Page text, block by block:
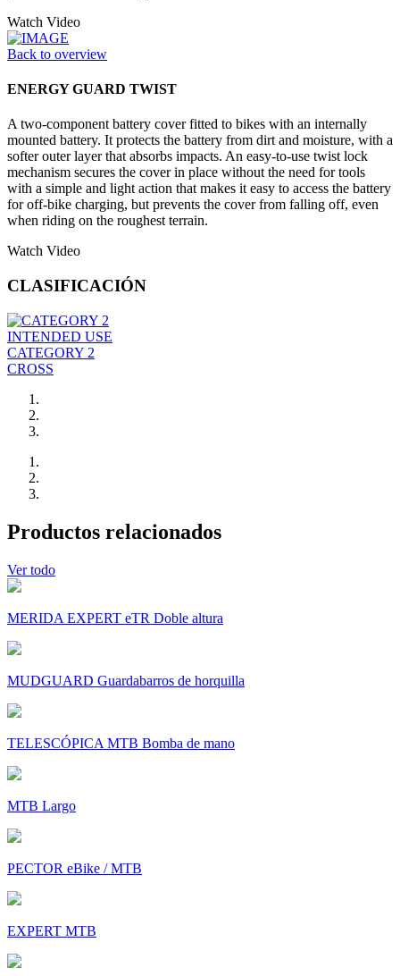
Watch Video
Back to overview
ENERGY GUARD TWIST
A two-component battery cover fitted to bikes with an internally
mounted battery. It protects the battery from dirt and moisture, with a
softer outer layer that absorbs impacts. An easy-to-use twist lock
mechanism secures the cover in place without the need for tools
with a simple and light action that makes it easy to access the battery
for off-bike charging, but prevents the cover from falling off, even
when riding on the roughest terrain.
Watch Video
CLASIFICACIÓN
INTENDED USE
CATEGORY 2
CROSS
Productos relacionados
Ver todo
MERIDA EXPERT eTR Doble altura
MUDGUARD Guardabarros de horquilla
TELESCÓPICA MTB Bomba de mano
MTB Largo
PECTOR eBike / MTB
EXPERT MTB